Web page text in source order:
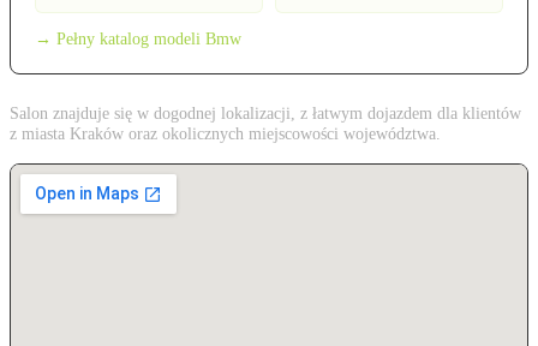
→ Pełny katalog modeli Bmw
Salon znajduje się w dogodnej lokalizacji, z łatwym dojazdem dla klientów
z miasta Kraków oraz okolicznych miejscowości województwa.